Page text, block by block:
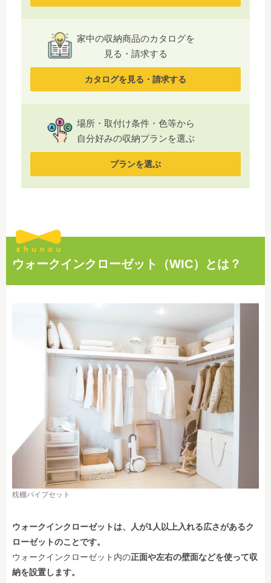
家中の収納商品のカタログを
見る・請求する
カタログを見る・請求する
場所・取付け条件・色等から
自分好みの収納プランを選ぶ
プランを選ぶ
ウォークインクローゼット（WIC）とは？
枕棚パイプセット
ウォークインクローゼットは、人が1人以上入れる広さがあるク
ローゼットのことです。
ウォークインクローゼット内の正面や左右の壁面などを使って収
納を設置します。